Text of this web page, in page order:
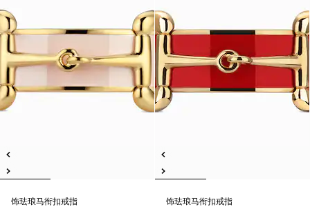
饰珐琅马衔扣戒指
饰珐琅马衔扣戒指